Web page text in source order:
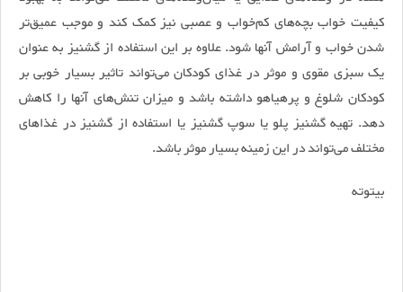
کیفیت خواب بچه‌های کم‌خواب و عصبی نیز کمک کند و موجب عمیق‌تر
شدن خواب و آرامش آنها شود. علاوه بر این استفاده از گشنیز به عنوان
یک سبزی مقوی و موثر در غذای کودکان می‌تواند تاثیر بسیار خوبی بر
کودکان شلوغ و پرهیاهو داشته باشد و میزان تنش‌های آنها را کاهش
دهد. تهیه گشنیز پلو یا سوپ گشنیز یا استفاده از گشنیز در غذاهای
مختلف می‌تواند در این زمینه بسیار موثر باشد.
بیتوته